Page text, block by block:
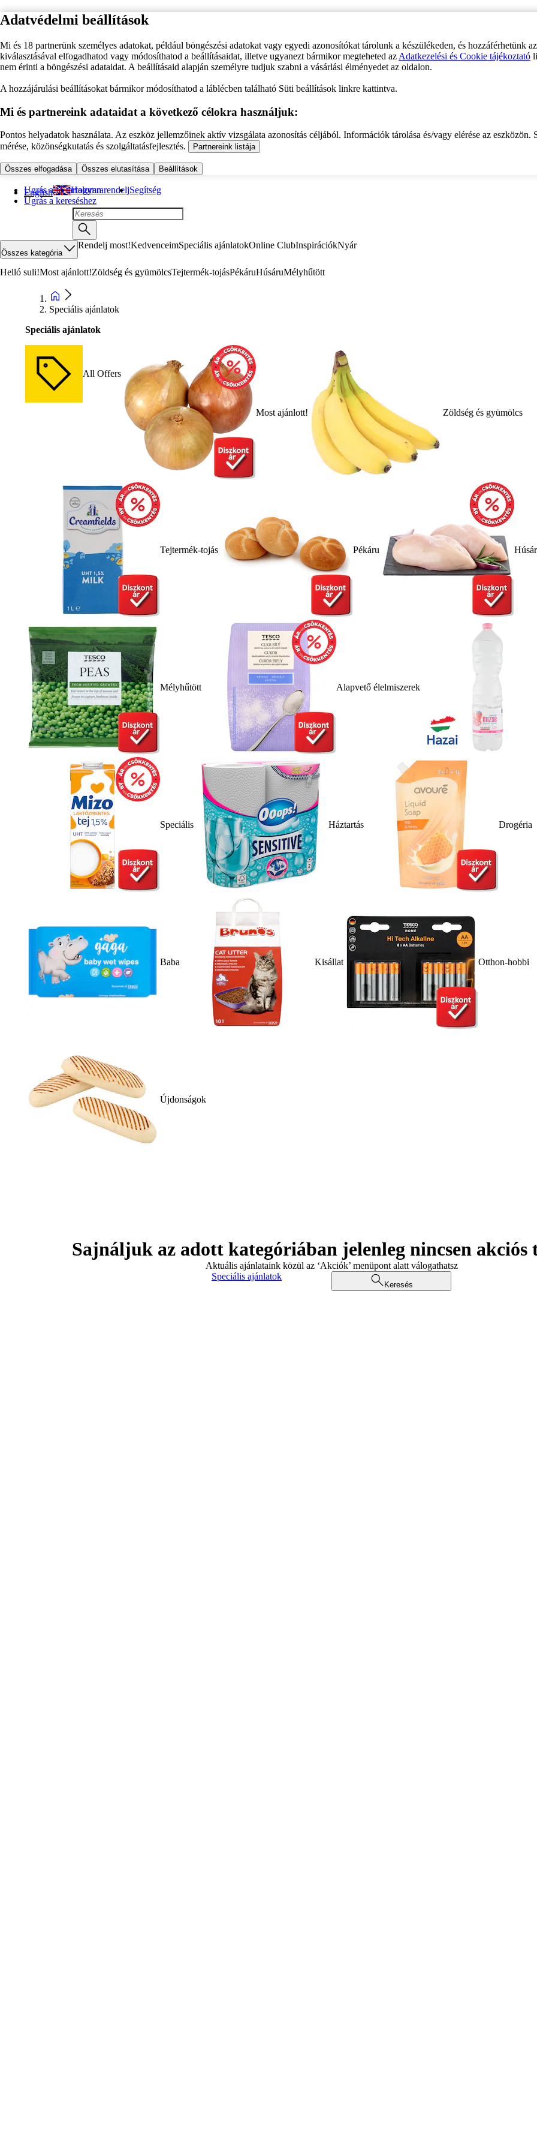
Adatvédelmi beállítások
Mi és 18 partnerünk személyes adatokat, például böngészési adatokat vagy egyedi azonosítókat tárolunk a készülékeden, és hozzáférhetünk
kiválasztásával elfogadhatod vagy módosíthatod a beállításaidat, illetve ugyanezt bármikor megteheted az Adatkezelési és Cookie tájékoztató
nem érinti a böngészési adataidat. A beállításaid alapján személyre tudjuk szabni a vásárlási élményedet az oldalon.
A hozzájárulási beállításokat bármikor módosíthatod a láblécben található Süti beállítások linkre kattintva.
Mi és partnereink adataidat a következő célokra használjuk:
Pontos helyadatok használata. Az eszköz jellemzőinek aktív vizsgálata azonosítás céljából. Információk tárolása és/vagy elérése az eszközön.
mérése, közönségkutatás és szolgáltatásfejlesztés.
Partnereink listája
Összes elfogadása Összes elutasítása Beállítások
Ugrás a fő tartalomra
Ugrás a kereséshez
English Hogyan rendeljSegítség
Összes kategória
Rendelj most!KedvenceimSpeciális ajánlatokOnline ClubInspirációkNyár
Helló suli!Most ajánlott!Zöldség és gyümölcsTejtermék-tojásPékáruHúsáruMélyhűtött
Speciális ajánlatok
Speciális ajánlatok
All Offers
Most ajánlott! Zöldség és gyümölcs
Tejtermék-tojás Pékáru
Mélyhűtött Alapvető élelmiszerek
Speciális Háztartás Drogéria
Baba Kisállat Otthon-hobbi
Újdonságok
Sajnáljuk az adott kategóriában jelenleg nincsen akciós
Aktuális ajánlataink közül az ‘Akciók’ menüpont alatt válogathatsz
Speciális ajánlatok
Keresés